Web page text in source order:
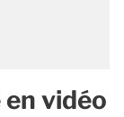
vidéo